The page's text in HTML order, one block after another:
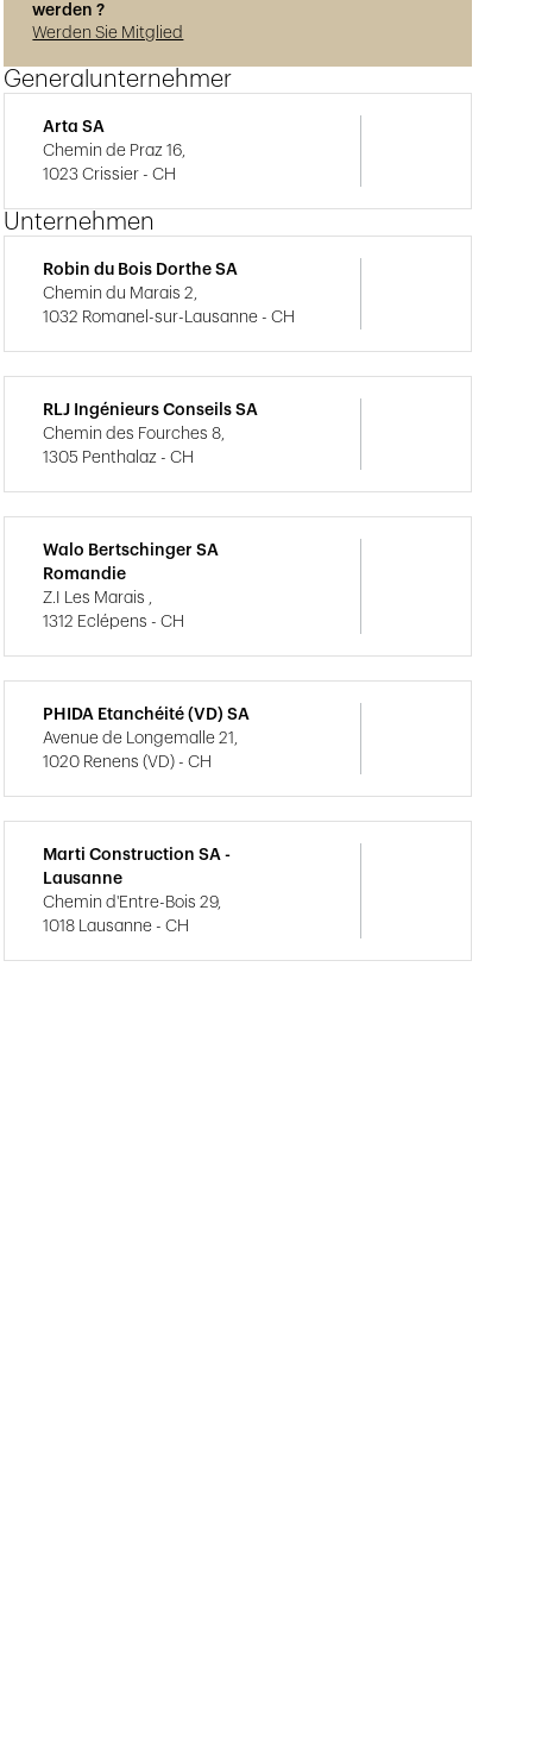
werden ?
Werden Sie Mitglied
Generalunternehmer
Arta SA
Chemin de Praz 16,
1023 Crissier - CH
Unternehmen
Robin du Bois Dorthe SA
Chemin du Marais 2,
1032 Romanel-sur-Lausanne - CH
RLJ Ingénieurs Conseils SA
Chemin des Fourches 8,
1305 Penthalaz - CH
Walo Bertschinger SA
Romandie
Z.I Les Marais ,
1312 Eclépens - CH
PHIDA Etanchéité (VD) SA
Avenue de Longemalle 21,
1020 Renens (VD) - CH
Marti Construction SA -
Lausanne
Chemin d'Entre-Bois 29,
1018 Lausanne - CH